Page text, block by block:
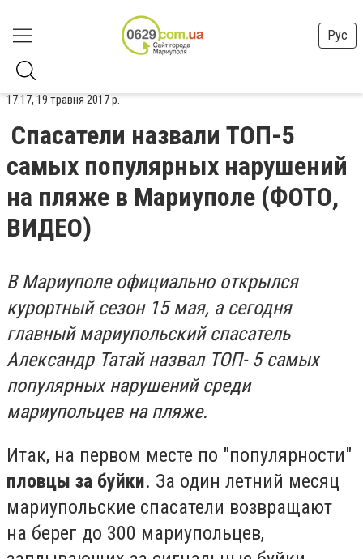
Рус
17:17, 19 травня 2017 р.
Спасатели назвали ТОП-5
самых популярных нарушений
на пляже в Мариуполе (ФОТО,
ВИДЕО)
В Мариуполе официально открылся
курортный сезон 15 мая, а сегодня
главный мариупольский спасатель
Александр Татай назвал ТОП- 5 самых
популярных нарушений среди
мариупольцев на пляже.
Итак, на первом месте по "популярности"
пловцы за буйки. За один летний месяц
мариупольские спасатели возвращают
на берег до 300 мариупольцев,